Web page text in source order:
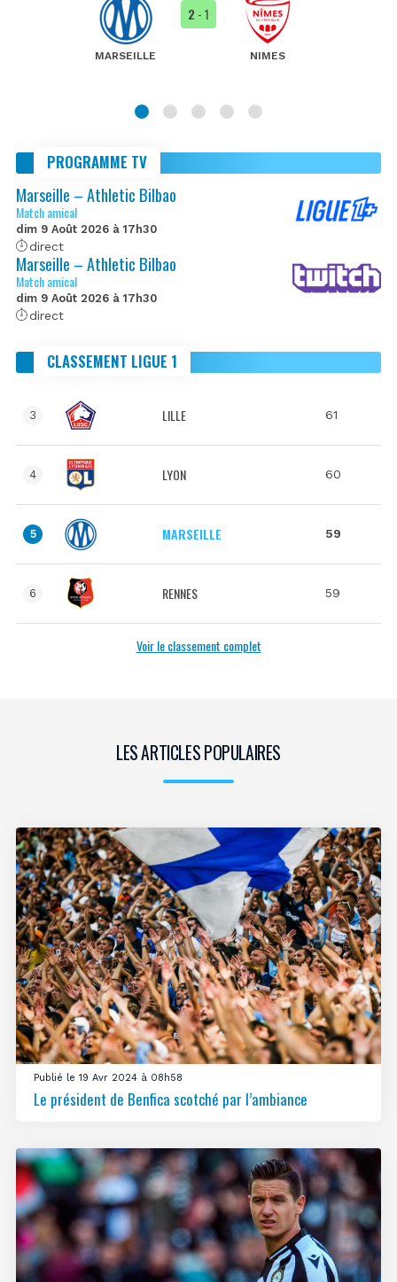
MARSEILLE
2 - 1
NIMES
PROGRAMME TV
Marseille – Athletic Bilbao
Match amical
dim 9 Août 2026 à 17h30
direct
Marseille – Athletic Bilbao
Match amical
dim 9 Août 2026 à 17h30
direct
CLASSEMENT LIGUE 1
3 LILLE 61
4 LYON 60
5 MARSEILLE 59
6 RENNES 59
Voir le classement complet
LES ARTICLES POPULAIRES
Publié le 19 Avr 2024 à 08h58
Le président de Benfica scotché par l’ambiance